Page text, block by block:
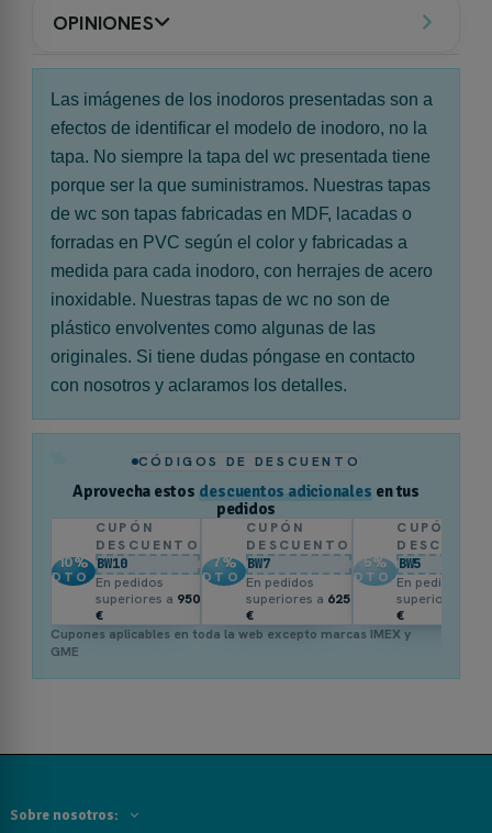
OPINIONES
Las imágenes de los inodoros presentadas son a
efectos de identificar el modelo de inodoro, no la
tapa. No siempre la tapa del wc presentada tiene
porque ser la que suministramos. Nuestras tapas
de wc son tapas fabricadas en MDF, lacadas o
forradas en PVC según el color y fabricadas a
medida para cada inodoro, con herrajes de acero
inoxidable. Nuestras tapas de wc no son de
plástico envolventes como algunas de las
originales. Si tiene dudas póngase en contacto
con nosotros y aclaramos los detalles.
CÓDIGOS DE DESCUENTO
Aprovecha estos descuentos adicionales en tus
pedidos
10%
DTO.
CUPÓN
DESCUENTO
BW10
En pedidos
superiores a 950
€
7%
DTO.
CUPÓN
DESCUENTO
BW7
En pedidos
superiores a 625
€
5%
DTO.
CUPÓN
BW5
En pedidos
superiores a
€
Cupones aplicables en toda la web excepto marcas IMEX y
GME
Sobre nosotros: